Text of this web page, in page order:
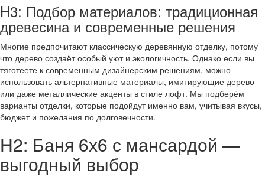
H3: Подбор материалов: традиционная
древесина и современные решения
Многие предпочитают классическую деревянную отделку, потому
что дерево создаёт особый уют и экологичность. Однако если вы
тяготеете к современным дизайнерским решениям, можно
использовать альтернативные материалы, имитирующие дерево
или даже металлические акценты в стиле лофт. Мы подберём
варианты отделки, которые подойдут именно вам, учитывая вкусы,
бюджет и пожелания по долговечности.
H2: Баня 6х6 с мансардой —
выгодный выбор